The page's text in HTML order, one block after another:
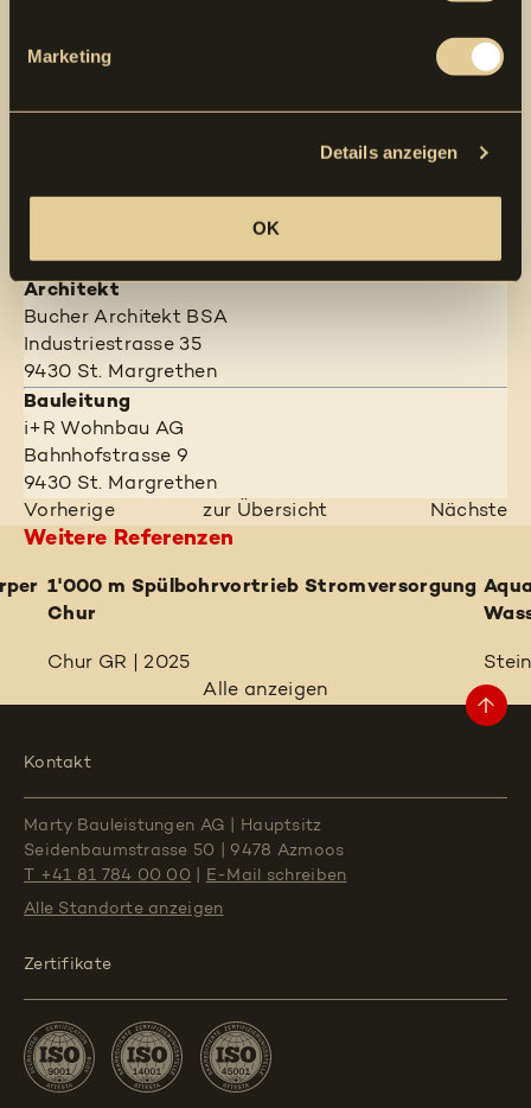
Marketing
Details anzeigen
OK
Bauzeit
9430 St. Margrethen
Architekt
Bucher Architekt BSA
Industriestrasse 35
9430 St. Margrethen
Bauleitung
i+R Wohnbau AG
Bahnhofstrasse 9
9430 St. Margrethen
Vorherige
zur Übersicht Nächste
Weitere Referenzen
1'000 m Spülbohrvortrieb Stromversorgung
Chur
Chur GR | 2025
Alle anzeigen
Kontakt
Marty Bauleistungen AG
Hauptsitz
Seidenbaumstrasse 50
9478 Azmoos
T +41 81 784 00 00
E-Mail schreiben
Alle Standorte anzeigen
Zertifikate